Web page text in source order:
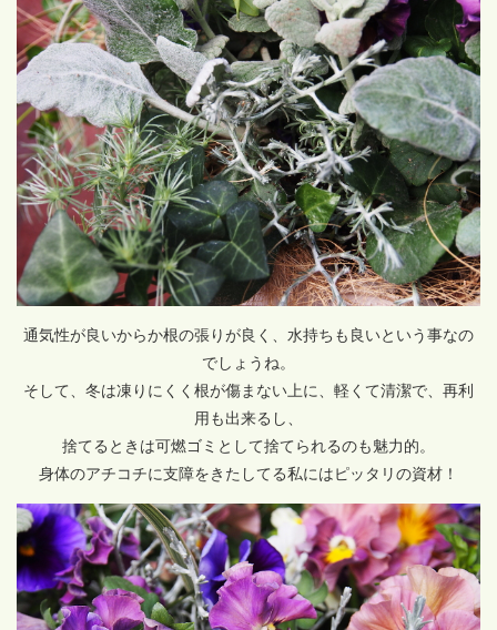
通気性が良いからか根の張りが良く、水持ちも良いという事なの
でしょうね。
そして、冬は凍りにくく根が傷まない上に、軽くて清潔で、再利
用も出来るし、
捨てるときは可燃ゴミとして捨てられるのも魅力的。
身体のアチコチに支障をきたしてる私にはピッタリの資材！